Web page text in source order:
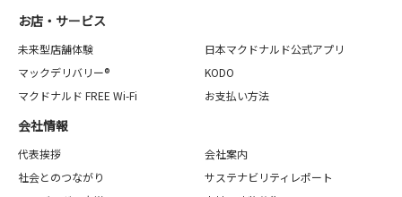
お店・サービス
未来型店舗体験
日本マクドナルド公式アプリ
マックデリバリー®
KODO
マクドナルド FREE Wi-Fi
お支払い方法
会社情報
代表挨拶
会社案内
社会とのつながり
サステナビリティレポート